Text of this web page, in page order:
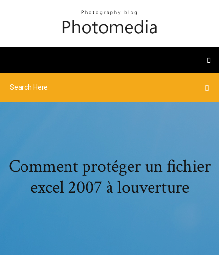
Comment protéger un fichier
excel 2007 à louverture